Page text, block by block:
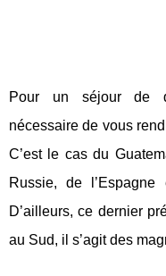
Pour un séjour de
nécessaire de vous
C’est le cas du
Russie, de
D’ailleurs, ce dernier
au Sud, il s’agit des